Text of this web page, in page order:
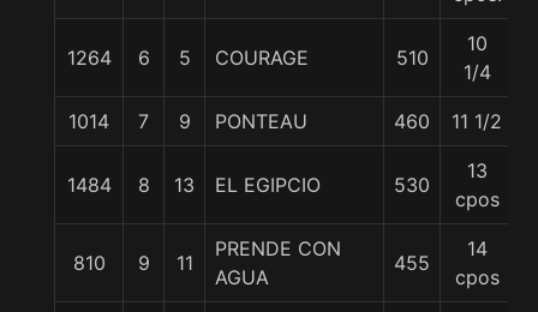
1264 6 5 COURAGE 510
10
1/4
1014 7 9 PONTEAU 460 11 1/2
1484 8 13 EL EGIPCIO 530
13
cpos
810 9 11
PRENDE CON
AGUA
455
14
cpos